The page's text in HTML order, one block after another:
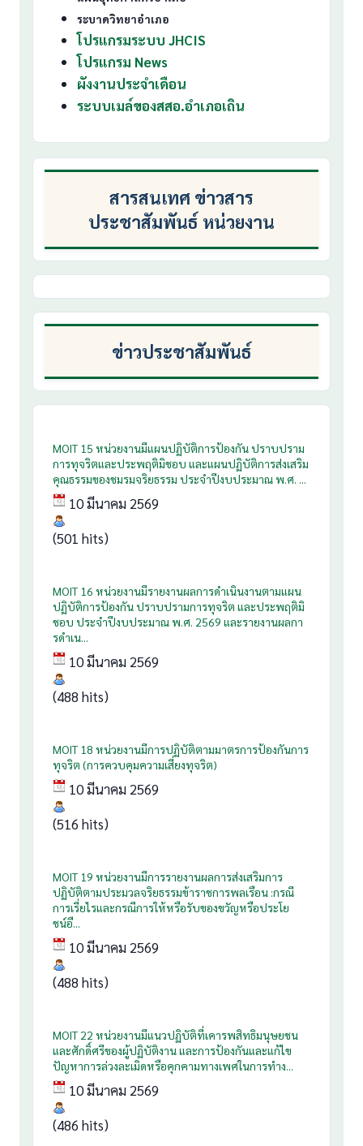
ระบาดวิทยาอำเภอ
โปรแกรมระบบ JHCIS
โปรแกรม News
ผังงานประจำเดือน
ระบบเมล์ของสสอ.อำเภอเถิน
สารสนเทศ ข่าวสาร
ประชาสัมพันธ์ หน่วยงาน
ข่าวประชาสัมพันธ์
MOIT 15 หน่วยงานมีแผนปฏิบัติการป้องกัน ปราบปราม
การทุจริตและประพฤติมิชอบ และแผนปฏิบัติการส่งเสริม
คุณธรรมของชมรมจริยธรรม ประจำปีงบประมาณ พ.ศ. ...
10 มีนาคม 2569
(501 hits)
MOIT 16 หน่วยงานมีรายงานผลการดำเนินงานตามแผน
ปฏิบัติการป้องกัน ปราบปรามการทุจริต และประพฤติมิ
ชอบ ประจำปีงบประมาณ พ.ศ. 2569 และรายงานผลกา
รดำเน...
10 มีนาคม 2569
(488 hits)
MOIT 18 หน่วยงานมีการปฏิบัติตามมาตรการป้องกันการ
ทุจริต (การควบคุมความเสี่ยงทุจริต)
10 มีนาคม 2569
(516 hits)
MOIT 19 หน่วยงานมีการรายงานผลการส่งเสริมการ
ปฏิบัติตามประมวลจริยธรรมข้าราชการพลเรือน :กรณี
การเรี่ยไรและกรณีการให้หรือรับของขวัญหรือประโย
ชน์อื...
10 มีนาคม 2569
(488 hits)
MOIT 22 หน่วยงานมีแนวปฏิบัติที่เคารพสิทธิมนุษยชน
และศักดิ์ศรีของผู้ปฏิบัติงาน และการป้องกันและแก้ไข
ปัญหาการล่วงละเมิดหรือคุกคามทางเพศในการทำง...
10 มีนาคม 2569
(486 hits)